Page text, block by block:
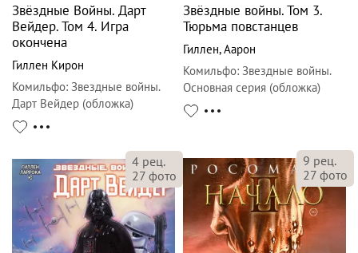
Звёздные Войны. Дарт
Вейдер. Том 4. Игра
окончена
Гиллен Кирон
Комильфо: Звездные войны.
Дарт Вейдер (обложка)
Звёздные войны. Том 3.
Тюрьма повстанцев
Гиллен,Аарон
Комильфо: Звездные войны.
Основная серия (обложка)
4 рец.
27 фото
9 рец.
27 фото